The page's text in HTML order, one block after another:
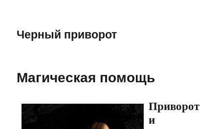
Черный приворот
Магическая помощь
Приворот
и